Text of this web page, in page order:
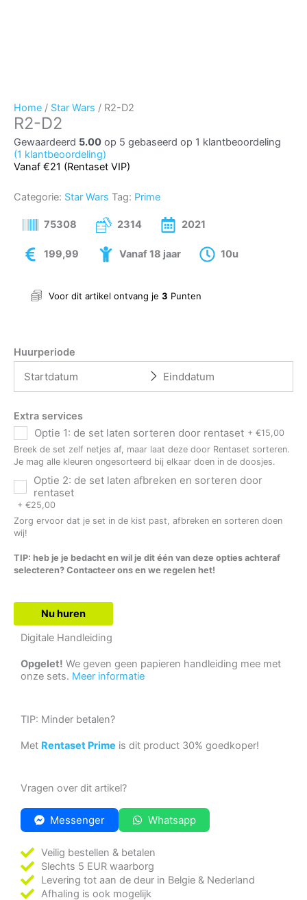
Home / Star Wars / R2-D2
R2-D2
Gewaardeerd 5.00 op 5 gebaseerd op 1 klantbeoordeling
(1 klantbeoordeling)
Vanaf €21 (Rentaset VIP)
Categorie: Star Wars Tag: Prime
75308 2314 2021
199,99 Vanaf 18 jaar 10u
Voor dit artikel ontvang je 3 Punten
Huurperiode
Extra services
Optie 1: de set laten sorteren door rentaset + €15,00
Breek de set zelf netjes af, maar laat deze door Rentaset sorteren.
Je mag alle kleuren ongesorteerd bij elkaar doen in de doosjes.
Optie 2: de set laten afbreken en sorteren door
rentaset
+ €25,00
Zorg ervoor dat je set in de kist past, afbreken en sorteren doen
wij!
TIP: heb je je bedacht en wil je dit één van deze opties achteraf
selecteren? Contacteer ons en we regelen het!
Nu huren
Digitale Handleiding
Opgelet! We geven geen papieren handleiding mee met
onze sets. Meer informatie
TIP: Minder betalen?
Met Rentaset Prime is dit product 30% goedkoper!
Vragen over dit artikel?
Messenger Whatsapp
Veilig bestellen & betalen
Slechts 5 EUR waarborg
Levering tot aan de deur in Belgie & Nederland
Afhaling is ook mogelijk